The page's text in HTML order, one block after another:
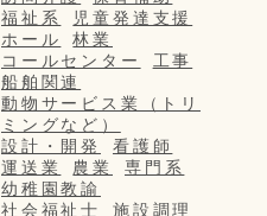
福祉系
児童発達支援
ホール
林業
コールセンター
工事
船舶関連
動物サービス業（トリ
ミングなど）
設計・開発
看護師
運送業
農業
専門系
幼稚園教諭
社会福祉士
施設調理